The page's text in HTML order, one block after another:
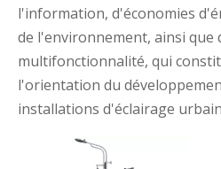
l'information, d'économies
de l'environnement, ainsi que
multifonctionnalité, qui
l'orientation du
installations d'éclairage